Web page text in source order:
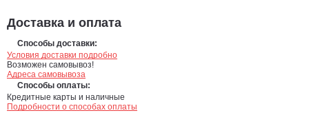
Доставка и оплата
Способы доставки:
Условия доставки подробно
Возможен самовывоз!
Адреса самовывоза
Способы оплаты:
Кредитные карты и наличные
Подробности о способах оплаты